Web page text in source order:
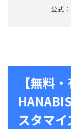
公式：
【無料
スタマ